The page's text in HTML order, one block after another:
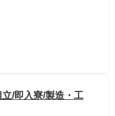
立/即入寮/製造・工